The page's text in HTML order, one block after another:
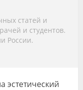
статей и
и студентов.
России.
эстетический